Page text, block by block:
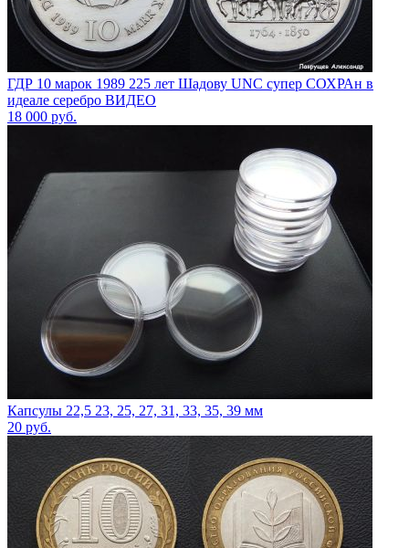
ГДР 10 марок 1989 225 лет Шадову UNC супер СОХРАн в
идеале серебро ВИДЕО
18 000 руб.
Капсулы 22,5 23, 25, 27, 31, 33, 35, 39 мм
20 руб.